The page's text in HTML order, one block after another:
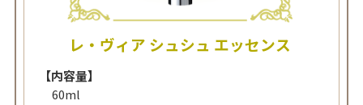
レ・ヴィア シュシュ エッセンス
【内容量】
60ml